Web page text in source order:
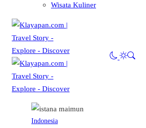
Wisata Kuliner
Indonesia